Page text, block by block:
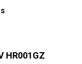
HR001GZ